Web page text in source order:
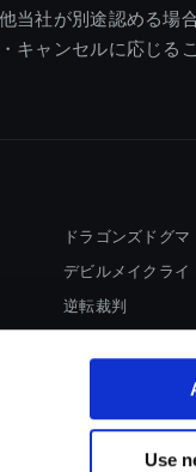
Use
当社が別途認める場
キャンセルに応じる
ドラゴンズドグマ
デビルメイクライ
逆転裁判